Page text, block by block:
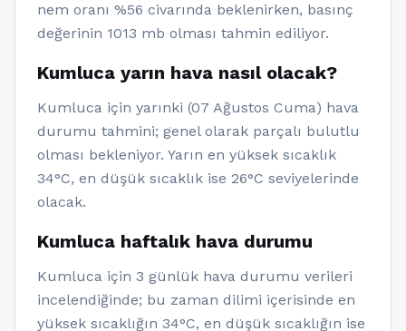
nem oranı %56 civarında beklenirken, basınç
değerinin 1013 mb olması tahmin ediliyor.
Kumluca yarın hava nasıl olacak?
Kumluca için yarınki (07 Ağustos Cuma) hava
durumu tahmini; genel olarak parçalı bulutlu
olması bekleniyor. Yarın en yüksek sıcaklık
34°C, en düşük sıcaklık ise 26°C seviyelerinde
olacak.
Kumluca haftalık hava durumu
Kumluca için 3 günlük hava durumu verileri
incelendiğinde; bu zaman dilimi içerisinde en
yüksek sıcaklığın 34°C, en düşük sıcaklığın ise